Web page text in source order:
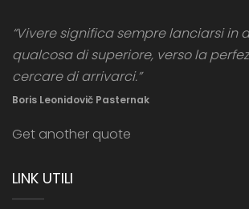
“Vivere significa sempre lanciarsi in
qualcosa di superiore, verso la
cercare di arrivarci.”
Boris Leonidovič Pasternak
Get another quote
LINK UTILI